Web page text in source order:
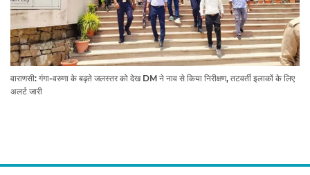
वाराणसी: गंगा-वरुणा के बढ़ते जलस्तर को देख DM ने नाव से किया निरीक्षण, तटवर्ती इलाकों के लिए
अलर्ट जारी